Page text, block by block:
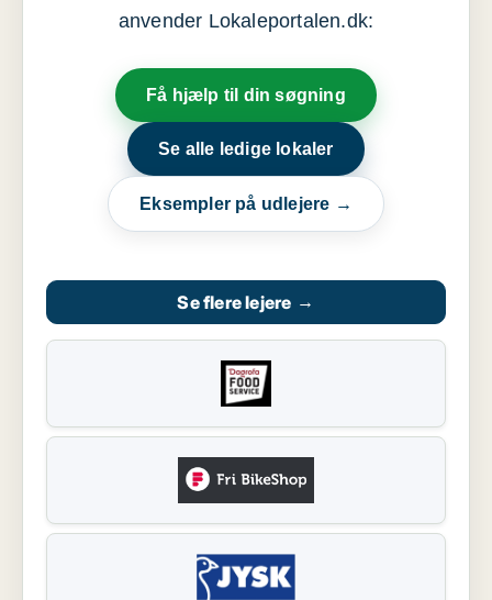
anvender Lokaleportalen.dk:
Få hjælp til din søgning
Se alle ledige lokaler
Eksempler på udlejere →
Se flere lejere →